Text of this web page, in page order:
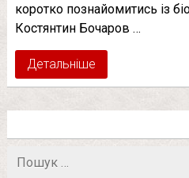
коротко познайомитись із
Костянтин Бочаров …
Детальніше
Пошук